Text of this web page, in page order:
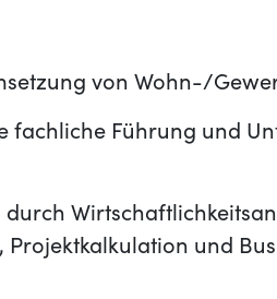
von Wohn-/
fachliche Führung und
und